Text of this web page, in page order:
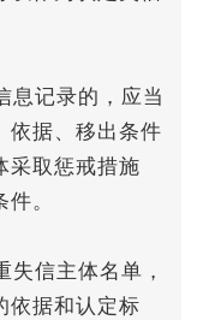
记录的，应当
依据、移出条件
采取惩戒措施
。
信主体名单，
依据和认定标